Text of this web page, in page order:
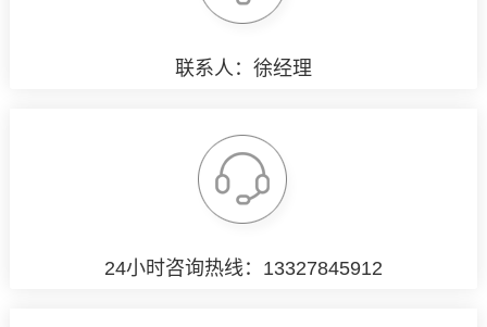
联系人：徐经理
24小时咨询热线：13327845912